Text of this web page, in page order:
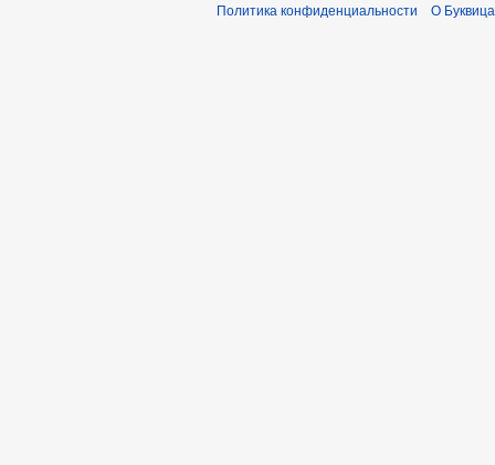
Политика конфиденциальности О Буквица